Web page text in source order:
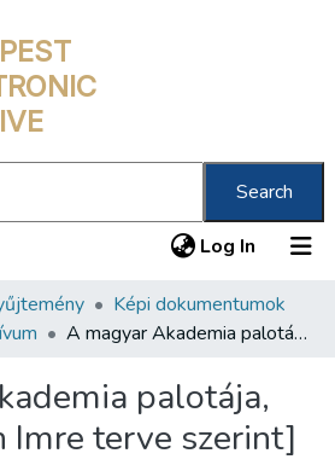
Search
Log In (current)
Képi dokumentumok
A magyar Akademia palotája, Henszlmann Imre terve szerint]
palotája,
Imre terve szerint]